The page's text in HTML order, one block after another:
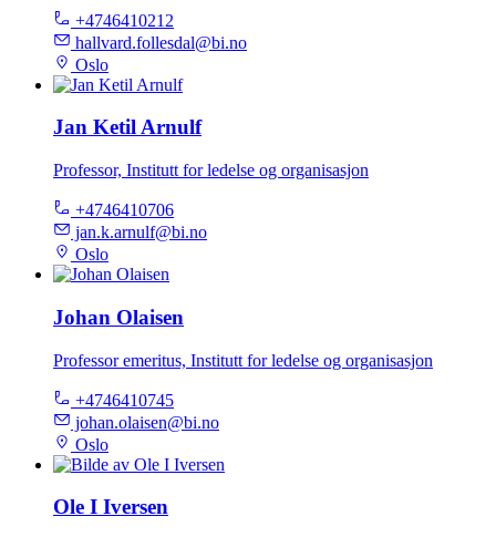
+4746410212
hallvard.follesdal@bi.no
Oslo
Jan Ketil Arnulf
Professor, Institutt for ledelse og organisasjon
+4746410706
jan.k.arnulf@bi.no
Oslo
Johan Olaisen
Professor emeritus, Institutt for ledelse og organisasjon
+4746410745
johan.olaisen@bi.no
Oslo
Ole I Iversen